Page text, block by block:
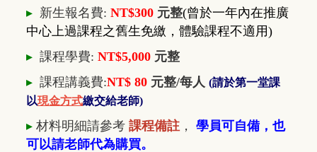
▸ 新生報名費: NT$300 元整(曾於一年內在推廣
中心上過課程之舊生免繳，體驗課程不適用)
▸ 課程學費: NT$5,000 元整
▸ 課程講義費:NT$ 80 元整/每人 (請於第一堂課
以現金方式繳交給老師)
▸ 材料明細請參考 課程備註 ， 學員可自備，也
可以請老師代為購買。